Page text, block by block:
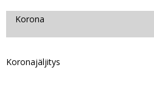
Korona
Koronajäljitys